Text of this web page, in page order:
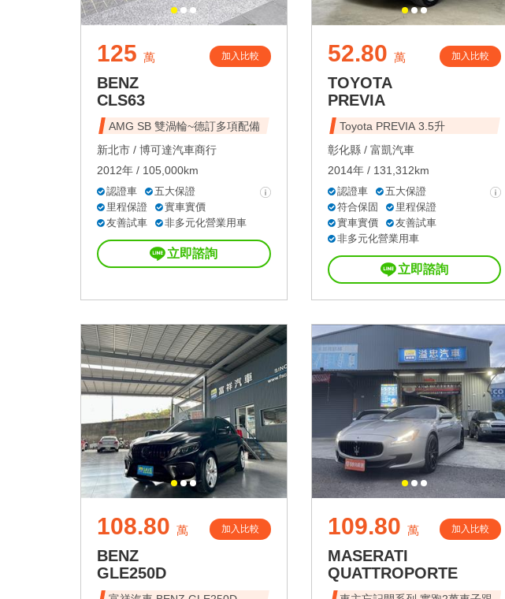
125 萬 加入比較
BENZ
CLS63
AMG SB 雙渦輪~德訂多項配備
新北市 / 博可達汽車商行
2012年 / 105,000km
認證車
五大保證
里程保證
實車實價
友善試車
非多元化營業用車
立即諮詢
52.80 萬 加入比較
TOYOTA
PREVIA
Toyota PREVIA 3.5升
彰化縣 / 富凱汽車
2014年 / 131,312km
認證車
五大保證
符合保固
里程保證
實車實價
友善試車
非多元化營業用車
立即諮詢
108.80 萬 加入比較
BENZ
GLE250D
109.80 萬 加入比較
MASERATI
QUATTROPORTE